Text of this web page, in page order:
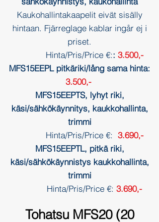
Kaukohallintakaapelit eivät sisälly
hintaan. Fjärreglage kablar ingår ej i
priset.
Hinta/Pris/Price €:: 3.500,-
MFS15EEPL pitkäriki/lång sama hinta:
3.500,-
MFS15EEPTS, lyhyt riki,
käsi/sähkökäynnitys, kaukkohallinta,
trimmi
Hinta/Pris/Price €: 3.690,-
MFS15EEPTL, pitkä riki,
käsi/sähkökäynnistys kaukkohallinta,
trimmi
Hinta/Pris/Price €: 3.690,-
Tohatsu MFS20 (20